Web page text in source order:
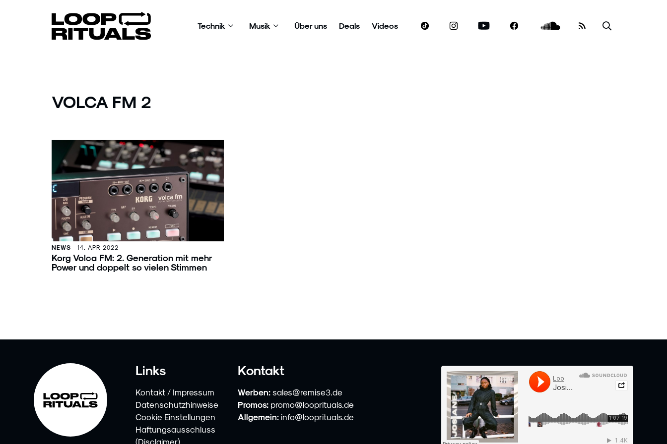
Technik Musik Über uns Deals Videos
VOLCA FM 2
NEWS 14. APR 2022
Korg Volca FM: 2. Generation mit mehr
Power und doppelt so vielen Stimmen
Links
Kontakt / Impressum
Datenschutzhinweise
Cookie Einstellungen
Haftungsausschluss
(Disclaimer)
Kontakt
Werben: sales@remise3.de
Promos: promo@looprituals.de
Allgemein: info@looprituals.de